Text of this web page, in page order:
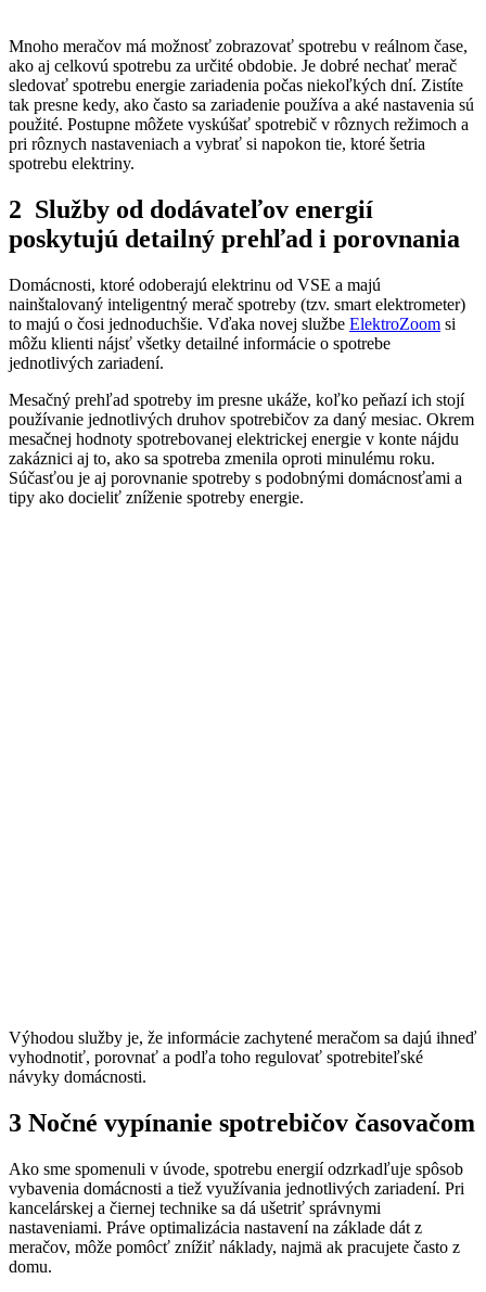
Mnoho meračov má možnosť zobrazovať spotrebu v reálnom čase,
ako aj celkovú spotrebu za určité obdobie. Je dobré nechať merač
sledovať spotrebu energie zariadenia počas niekoľkých dní. Zistíte
tak presne kedy, ako často sa zariadenie používa a aké nastavenia sú
použité. Postupne môžete vyskúšať spotrebič v rôznych režimoch a
pri rôznych nastaveniach a vybrať si napokon tie, ktoré šetria
spotrebu elektriny.
2 Služby od dodávateľov energií
poskytujú detailný prehľad i porovnania
Domácnosti, ktoré odoberajú elektrinu od VSE a majú
nainštalovaný inteligentný merač spotreby (tzv. smart elektrometer)
to majú o čosi jednoduchšie. Vďaka novej službe ElektroZoom si
môžu klienti nájsť všetky detailné informácie o spotrebe
jednotlivých zariadení.
Mesačný prehľad spotreby im presne ukáže, koľko peňazí ich stojí
používanie jednotlivých druhov spotrebičov za daný mesiac. Okrem
mesačnej hodnoty spotrebovanej elektrickej energie v konte nájdu
zakáznici aj to, ako sa spotreba zmenila oproti minulému roku.
Súčasťou je aj porovnanie spotreby s podobnými domácnosťami a
tipy ako docieliť zníženie spotreby energie.
Výhodou služby je, že informácie zachytené meračom sa dajú ihneď
vyhodnotiť, porovnať a podľa toho regulovať spotrebiteľské
návyky domácnosti.
3 Nočné vypínanie spotrebičov časovačom
Ako sme spomenuli v úvode, spotrebu energií odzrkadľuje spôsob
vybavenia domácnosti a tiež využívania jednotlivých zariadení. Pri
kancelárskej a čiernej technike sa dá ušetriť správnymi
nastaveniami. Práve optimalizácia nastavení na základe dát z
meračov, môže pomôcť znížiť náklady, najmä ak pracujete často z
domu.